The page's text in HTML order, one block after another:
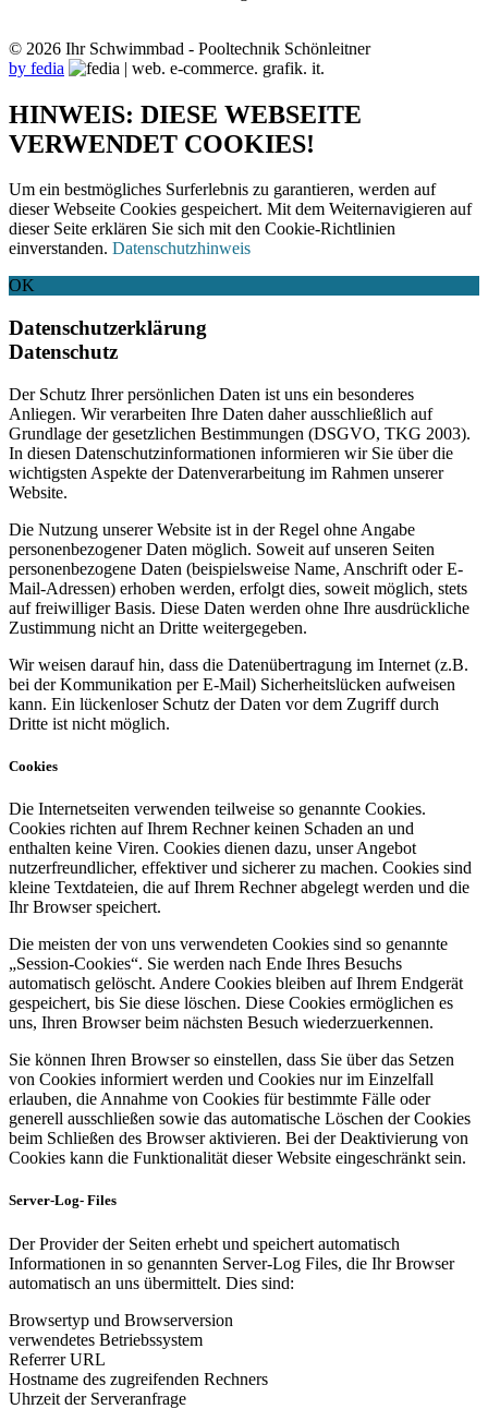
© 2026 Ihr Schwimmbad - Pooltechnik Schönleitner
by fedia
HINWEIS: DIESE WEBSEITE
VERWENDET COOKIES!
Um ein bestmögliches Surferlebnis zu garantieren, werden auf
dieser Webseite Cookies gespeichert. Mit dem Weiternavigieren auf
dieser Seite erklären Sie sich mit den Cookie-Richtlinien
einverstanden. Datenschutzhinweis
OK
Datenschutzerklärung
Datenschutz
Der Schutz Ihrer persönlichen Daten ist uns ein besonderes
Anliegen. Wir verarbeiten Ihre Daten daher ausschließlich auf
Grundlage der gesetzlichen Bestimmungen (DSGVO, TKG 2003).
In diesen Datenschutzinformationen informieren wir Sie über die
wichtigsten Aspekte der Datenverarbeitung im Rahmen unserer
Website.
Die Nutzung unserer Website ist in der Regel ohne Angabe
personenbezogener Daten möglich. Soweit auf unseren Seiten
personenbezogene Daten (beispielsweise Name, Anschrift oder E-
Mail-Adressen) erhoben werden, erfolgt dies, soweit möglich, stets
auf freiwilliger Basis. Diese Daten werden ohne Ihre ausdrückliche
Zustimmung nicht an Dritte weitergegeben.
Wir weisen darauf hin, dass die Datenübertragung im Internet (z.B.
bei der Kommunikation per E-Mail) Sicherheitslücken aufweisen
kann. Ein lückenloser Schutz der Daten vor dem Zugriff durch
Dritte ist nicht möglich.
Cookies
Die Internetseiten verwenden teilweise so genannte Cookies.
Cookies richten auf Ihrem Rechner keinen Schaden an und
enthalten keine Viren. Cookies dienen dazu, unser Angebot
nutzerfreundlicher, effektiver und sicherer zu machen. Cookies sind
kleine Textdateien, die auf Ihrem Rechner abgelegt werden und die
Ihr Browser speichert.
Die meisten der von uns verwendeten Cookies sind so genannte
„Session-Cookies“. Sie werden nach Ende Ihres Besuchs
automatisch gelöscht. Andere Cookies bleiben auf Ihrem Endgerät
gespeichert, bis Sie diese löschen. Diese Cookies ermöglichen es
uns, Ihren Browser beim nächsten Besuch wiederzuerkennen.
Sie können Ihren Browser so einstellen, dass Sie über das Setzen
von Cookies informiert werden und Cookies nur im Einzelfall
erlauben, die Annahme von Cookies für bestimmte Fälle oder
generell ausschließen sowie das automatische Löschen der Cookies
beim Schließen des Browser aktivieren. Bei der Deaktivierung von
Cookies kann die Funktionalität dieser Website eingeschränkt sein.
Server-Log- Files
Der Provider der Seiten erhebt und speichert automatisch
Informationen in so genannten Server-Log Files, die Ihr Browser
automatisch an uns übermittelt. Dies sind:
Browsertyp und Browserversion
verwendetes Betriebssystem
Referrer URL
Hostname des zugreifenden Rechners
Uhrzeit der Serveranfrage